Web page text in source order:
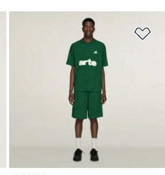
Favori Listesine Ekle